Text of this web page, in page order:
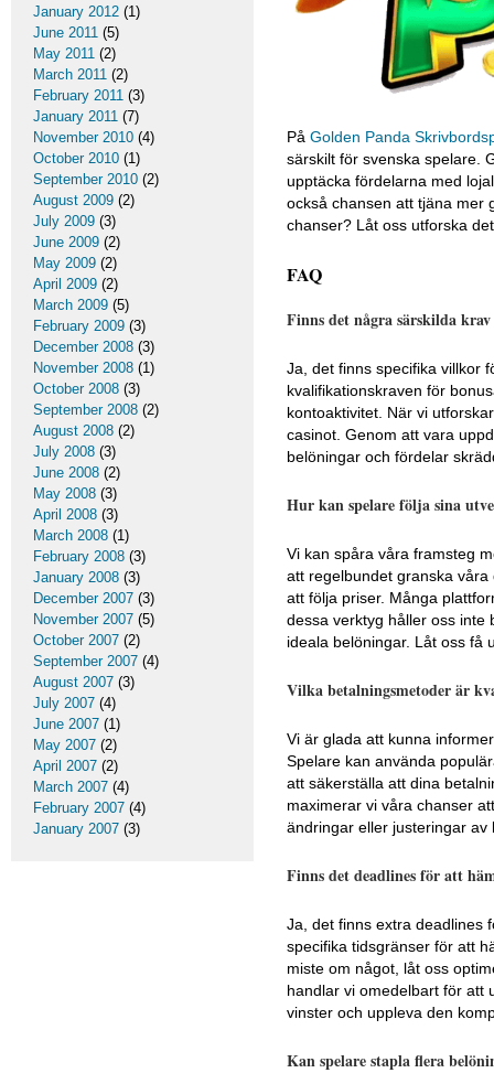
På Golden Panda
särskilt för svenska spelare.
upptäcka fördelarna med
också chansen att tjäna mer
chanser? Låt oss utforska
FAQ
Finns det några särskilda
Ja, det finns specifika villkor
kvalifikationskraven för
kontoaktivitet. När vi
casinot. Genom att vara
belöningar och fördelar
Hur kan spelare följa sina
Vi kan spåra våra framsteg
att regelbundet granska
att följa priser. Många
dessa verktyg håller oss inte
ideala belöningar. Låt oss få
Vilka betalningsmetoder är
Vi är glada att kunna
Spelare kan använda
att säkerställa att dina
maximerar vi våra chanser
ändringar eller justeringar
Finns det deadlines för att
Ja, det finns extra deadlines
specifika tidsgränser för att
miste om något, låt oss
handlar vi omedelbart för att
vinster och uppleva den
Kan spelare stapla flera
January 2012 (1)
June 2011 (5)
May 2011 (2)
March 2011 (2)
February 2011 (3)
January 2011 (7)
November 2010 (4)
October 2010 (1)
September 2010 (2)
August 2009 (2)
July 2009 (3)
June 2009 (2)
May 2009 (2)
April 2009 (2)
March 2009 (5)
February 2009 (3)
December 2008 (3)
November 2008 (1)
October 2008 (3)
September 2008 (2)
August 2008 (2)
July 2008 (3)
June 2008 (2)
May 2008 (3)
April 2008 (3)
March 2008 (1)
February 2008 (3)
January 2008 (3)
December 2007 (3)
November 2007 (5)
October 2007 (2)
September 2007 (4)
August 2007 (3)
July 2007 (4)
June 2007 (1)
May 2007 (2)
April 2007 (2)
March 2007 (4)
February 2007 (4)
January 2007 (3)